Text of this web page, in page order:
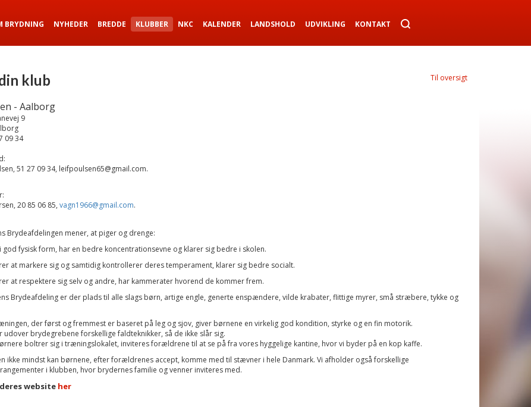
BRYDNING NYHEDER BREDDE KLUBBER NKC KALENDER LANDSHOLD UDVIKLING KONTAKT
klub Til oversigt
- Aalborg
9
09 34
51 27 09 34, leifpoulsen65@gmail.com.
20 85 06 85, vagn1966@gmail.com.
Brydeafdelingen mener, at piger og drenge:
god fysisk form, har en bedre koncentrationsevne og klarer sig bedre i skolen.
at markere sig og samtidig kontrollerer deres temperament, klarer sig bedre socialt.
at respektere sig selv og andre, har kammerater hvorend de kommer frem.
Brydeafdeling er der plads til alle slags børn, artige engle, generte enspændere, vilde krabater, flittige myrer, små stræbere, tykke og
der først og fremmest er baseret på leg og sjov, giver børnene en virkelig god kondition, styrke og en fin motorik.
udover brydegrebene forskellige faldteknikker, så de ikke slår sig.
boltrer sig i træningslokalet, inviteres forældrene til at se på fra vores hyggelige kantine, hvor vi byder på en kop kaffe.
ikke mindst kan børnene, efter forældrenes accept, komme med til stævner i hele Danmark. Vi afholder også forskellige
i klubben, hvor brydernes familie og venner inviteres med.
website her